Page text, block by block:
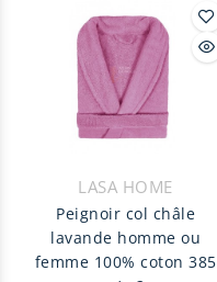
g/m2. Peignoir unisexe
finition col Châle avec
ceinture et deux
poches.
LASA HOME
Peignoir col châle
lavande homme ou
femme 100% coton 385